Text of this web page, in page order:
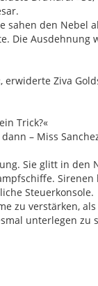
sahen den
Die Ausdehnung
Ziva
Trick?«
– Miss
Sie glitt in
Steuerkonsole.
zu verstärken,
unterlegen zu